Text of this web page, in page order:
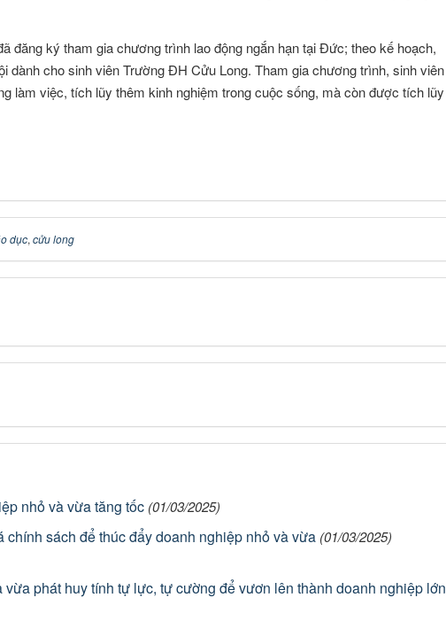
đăng ký tham gia chương trình lao động ngắn hạn tại Đức; theo kế hoạch,
dành cho sinh viên Trường ĐH Cửu Long. Tham gia chương trình, sinh viên
làm việc, tích lũy thêm kinh nghiệm trong cuộc sống, mà còn được tích lũy
dục, cửu long
nhỏ và vừa tăng tốc (01/03/2025)
sách để thúc đẩy doanh nghiệp nhỏ và vừa (01/03/2025)
phát huy tính tự lực, tự cường để vươn lên thành doanh nghiệp lớn